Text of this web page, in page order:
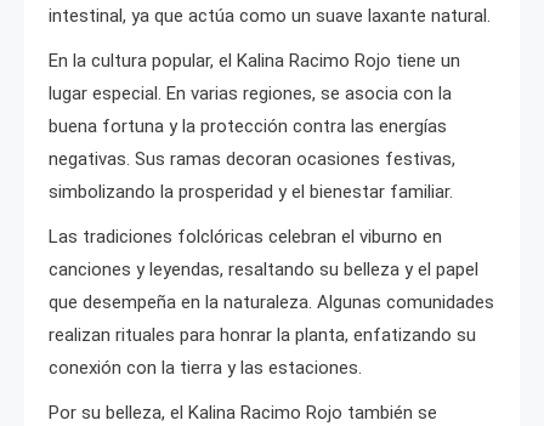
intestinal, ya que actúa como un suave laxante natural.
En la cultura popular, el Kalina Racimo Rojo tiene un
lugar especial. En varias regiones, se asocia con la
buena fortuna y la protección contra las energías
negativas. Sus ramas decoran ocasiones festivas,
simbolizando la prosperidad y el bienestar familiar.
Las tradiciones folclóricas celebran el viburno en
canciones y leyendas, resaltando su belleza y el papel
que desempeña en la naturaleza. Algunas comunidades
realizan rituales para honrar la planta, enfatizando su
conexión con la tierra y las estaciones.
Por su belleza, el Kalina Racimo Rojo también se